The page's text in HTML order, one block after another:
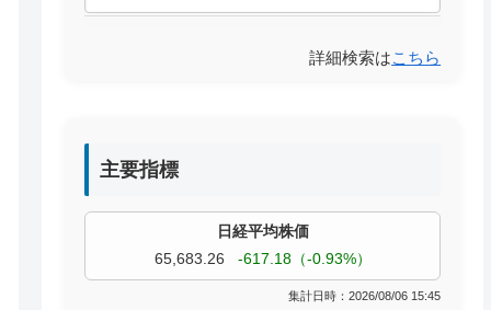
過去株価
詳細検索はこちら
主要指標
TOPIX
4,055.85
+9.68（+0.24%）
集計日時：2026/08/06 15:45